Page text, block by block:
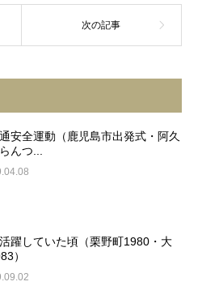
安全運動（鹿児島市出発式・阿久
んつ...
躍していた頃（栗野町1980・大
）